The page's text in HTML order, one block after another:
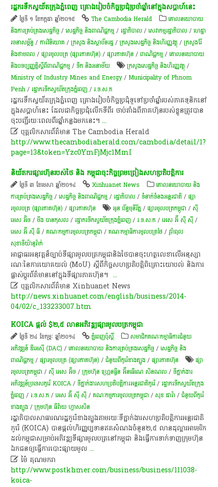
រដ្ឋ​ករ​ទឹក​ស្វយ័ត​ក្រុងភ្នំពេញ​ គ្រោង​រៀបចំ​កិច្ចប្រជុំ​ប្រចាំឆ្នាំ​នៅ​ក្នុង​ស​ប្តា​ហ៍​នេះ​
ថ្ងៃទី ១ ខែកក្កដា ឆ្នាំ២០១៥ The Cambodia Herald
គោលនយោបាយ
និងការគ្រប់គ្រងសេដ្ឋកិច្ច /សេដ្ឋកិច្ច និងពាណិជ្ជកម្ម /រដ្ឋាភិបាល /សេវាកម្មរដ្ឋាភិបាល /ហេដ្ឋា
រចនាសម្ព័ន្ធ /ការវិនិយោគ /ក្រសួង និងស្ថាប័នរដ្ឋ /ក្រសួងសេដ្ឋកិច្ច និងហិរញ្ញវត្ថុ /ក្រសួងរ៉ែ
និងថាមពល /ផ្សារមូលបត្រ (ផ្សារភាគហ៊ុន) /ផ្សារភាគហ៊ុន /ពាណិជ្ជកម្ម /គោលនយោបាយ
និងបទប្បញ្ញត្តិស្តីពីពាណិជ្ជកម្ម /ទឹក និងអនាម័យ ក្រសួងសេដ្ឋកិច្ច និងហិរញ្ញវត្ថុ /
Ministry of Industry Mines and Energy /Municipality of Phnom
Penh /រដ្ឋា​ករទឹកស្វយ័តក្រុងភ្នំពេញ /រ.ទ.ស.ភ
រដ្ឋ​ករ​ទឹក​ស្វយ័ត​ក្រុងភ្នំពេញ​ គ្រោង​រៀបចំ​កិច្ចប្រជុំ​ទូទៅ​ប្រចាំឆ្នាំ​របស់​ភាគ​ទុ​និក​នៅ​
ក្នុងស​ប្តា​ហ៍​នេះ​ ដែល​ជា​កិច្ចប្រជុំ​លើក​ទី​ពីរ​ ចាប់តាំងពី​ភាគហ៊ុន​របស់​ខ្លួន​ត្រូវ​បាន​
ចុះបញ្ជី​រយៈពេល​ពីរ​ឆ្នាំ​កន្លង​មកនេះ​។​...
 បុគ្គលិកសារព័ត៌មាន The Cambodia Herald
http://www.thecambodiaherald.com/cambodia/detail/1?
page=13&token=Yzc0YmFjMjc1MmI
និយ័ត​ករ​ផ្សារ​ហ៊ុន​របស់​ថៃ​ និង​ កម្ពុជា​ចុះ​កិច្ចព្រមព្រៀង​សហប្រតិបត្តិការ​
ថ្ងៃទី ៣ ខែមេសា ឆ្នាំ២០១៤ Xinhuanet News
គោលនយោបាយ និង
ការគ្រប់គ្រងសេដ្ឋកិច្ច /សេដ្ឋកិច្ច និងពាណិជ្ជកម្ម /រដ្ឋាភិបាល /ទំនាក់ទំនងអន្តរជាតិ /ផ្សា
រមូលបត្រ (ផ្សារភាគហ៊ុន) /ផ្សារភាគហ៊ុន អូន ព័ន្ធមុនីរ័ត្ន /ផ្សារមូលបត្រកម្ពូជា /ស៊ី
អេស​ អ៊ិច /មីង បានកុសល /រដ្ឋា​ករទឹកស្វយ័តក្រុងភ្នំពេញ /រ.ទ.ស.ភ /អេស អ៊ី ស៊ី ស៊ី /
អេស អ៊ី ស៊ី ធី /គណៈកម្មការមូលបត្រកម្ពុជា /គណៈកម្មាធិការ​មូលបត្រ​ថៃ /វូរ៉ាពុល
សុខាទីយ៉ានូរ៉ាក់
​អាជ្ញាធរ​អនុវត្ត​ន៏ច្បាប់​ទីផ្សារ​មូល​ប​ត្រ​កម្ពុជា​និង​ថៃ​បាន​ចុះហត្ថលេខា​លើ​អនុស្សា​
រណៈ​នៃ​ការ​យោគយល់​ (MoU)​ ស្តី​ពី​កិច្ច​សហ​ប្រតិបត្តិ​ពិគ្រោះ​យោបល់​ និង​ការ​
ផ្លាស់​ប្តូរ​ព័ត៌មាន​នៅ​ក្នុង​ទីផ្សារ​ភាគហ៊ុន​។ ​...
 បុគ្គលិកសារព័ត៌មាន Xinhuanet News
http://news.xinhuanet.com/english/business/2014-
04/02/c_133233007.htm
KOICA​ ផ្តល់​ $២,៥​ លាន​អភិវឌ្ឍ​ផ្សា​រមូល​ប​ត្រ​កម្ពុជា​
ថ្ងៃទី ២៤ ខែកុម្ភៈ ឆ្នាំ២០១៤ ភ្នំពេញប៉ុស្តិ៍
សមាជិកគណៈកម្មាធិការជំនួយ
អភិវឌ្ឍន៍ ឌីអេស៊ី (DAC) /គោលនយោបាយ និងការគ្រប់គ្រងសេដ្ឋកិច្ច /សេដ្ឋកិច្ច និង
ពាណិជ្ជកម្ម /ផ្សារមូលបត្រ (ផ្សារភាគហ៊ុន) /ជំនួយពីកូរ៉េខាងត្បូង /ផ្សារភាគហ៊ុន
ផ្សា
រមូលបត្រកម្ពុជា /ស៊ី អេស​ អ៊ិច /ក្រុមហ៊ុន ហ្រ្គេនធ្វីន អ៊ីនធើណេ សិនណល /ទីភ្នាក់ងារ​
អភិវឌ្ឍន៍​ប្រទេស​កូរ៉េ​ KOICA /ទីភ្នាក់ងារ​សហប្រតិបត្តិការ​អន្តរជាតិ​កូរ៉េ/រដ្ឋា​ករទឹកស្វយ័តក្រុង
ភ្នំពេញ /រ.ទ.ស.ភ /អេស អ៊ី ស៊ី ស៊ី /គណៈកម្មការមូលបត្រកម្ពុជា /សុខ ដារ៉ា /ជំនួយពីកូរ៉េ
ខាងត្បូង /ក្រុមហ៊ុន ធីវ៉ាយ ហ្វាសសិន
រដ្ឋាភិបាល​សាធារណរដ្ឋ​កូរ៉េ​ខាង​ត្បួ​ង​តាម​រយៈ​ទីភ្នាក់ងារ​សហប្រតិបត្តិការ​អន្តរជាតិ​
កូរ៉េ​ (KOICA)​ បាន​ផ្តល់​ហិរញ្ញប្បទាន​ឥត​សំណង​ចំនួន​២,៥​ លាន​ដុល្លារ​អា​មេ​រិ​ក​
ដល់​កម្ពុជា​សម្រាប់​អភិវឌ្ឍ​ទីផ្សារ​មូល​ប​ត្រ​នៅ​កម្ពុជា​ និង​ធ្វើការ​ទាក់ទាញ​ក្រុមហ៊ុន​
ឯកជន​ឲ្យ​ធ្វើការ​បោះផ្សាយ​មូល...
 ម៉ៃ គុណមករា
http://www.postkhmer.com/business/business/111038-
koica-